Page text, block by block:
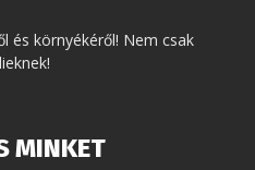
és környékéről! Nem csak
MINKET